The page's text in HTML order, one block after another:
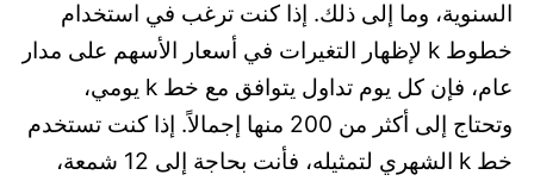
السنوية، وما إلى ذلك. إذا كنت ترغب في استخدام
خطوط k لإظهار التغيرات في أسعار الأسهم على مدار
عام، فإن كل يوم تداول يتوافق مع خط k يومي،
وتحتاج إلى أكثر من 200 منها إجمالاً. إذا كنت تستخدم
خط k الشهري لتمثيله، فأنت بحاجة إلى 12 شمعة،